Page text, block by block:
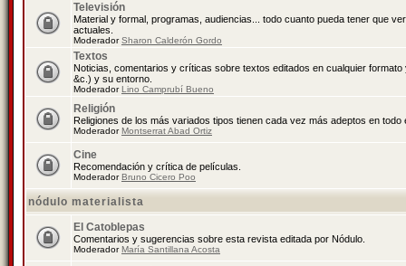
Televisión
Material y formal, programas, audiencias... todo cuanto pueda tener que
actuales.
ModeradorSharon Calderón Gordo
Textos
Noticias, comentarios y críticas sobre textos editados en cualquier
&c.) y su entorno.
ModeradorLino Camprubí Bueno
Religión
Religiones de los más variados tipos tienen cada vez más adeptos en todo
ModeradorMontserrat Abad Ortiz
Cine
Recomendación y crítica de películas.
ModeradorBruno Cicero Poo
nódulo materialista
El Catoblepas
Comentarios y sugerencias sobre esta revista editada por Nódulo.
ModeradorMaría Santillana Acosta